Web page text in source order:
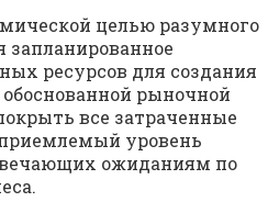
целью разумного
ресурсов для создания
рыночной
все затраченные
уровень
ожиданиям по